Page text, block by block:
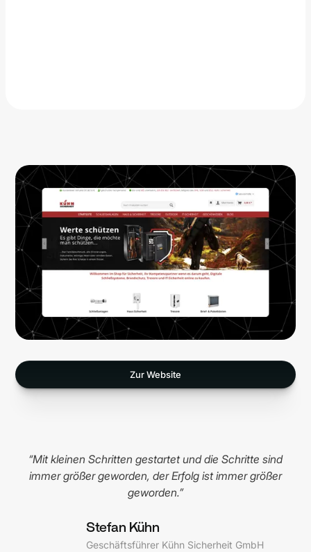
Zur Website
“Mit kleinen Schritten gestartet und die Schritte sind
immer größer geworden, der Erfolg ist immer größer
geworden.”
Stefan Kühn
Geschäftsführer Kühn Sicherheit GmbH